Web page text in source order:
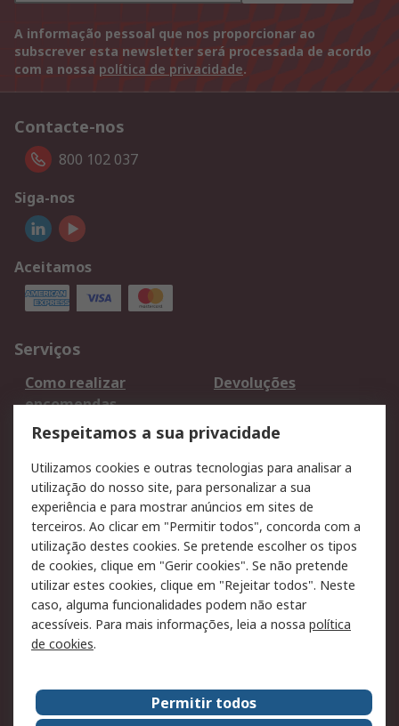
A informação pessoal que nos proporcionar ao
subscrever esta newsletter será processada de acordo
com a nossa política de privacidade.
Contacte-nos
800 102 037
Siga-nos
Aceitamos
Serviços
Como realizar
encomendas
Devoluções
Formas de entrega
Qualidade e ambiente
Pagamento e
faturação
Legal
Aviso legal
Política de cookies
Política de privacidade
- Atualizada
Segurança de emails
Condições de venda
Sobre a RS
Respeitamos a sua privacidade
Utilizamos cookies e outras tecnologias para analisar a
utilização do nosso site, para personalizar a sua
experiência e para mostrar anúncios em sites de
terceiros. Ao clicar em "Permitir todos", concorda com a
utilização destes cookies. Se pretende escolher os tipos
de cookies, clique em "Gerir cookies". Se não pretende
utilizar estes cookies, clique em "Rejeitar todos". Neste
caso, alguma funcionalidades podem não estar
acessíveis. Para mais informações, leia a nossa política
de cookies.
Permitir todos